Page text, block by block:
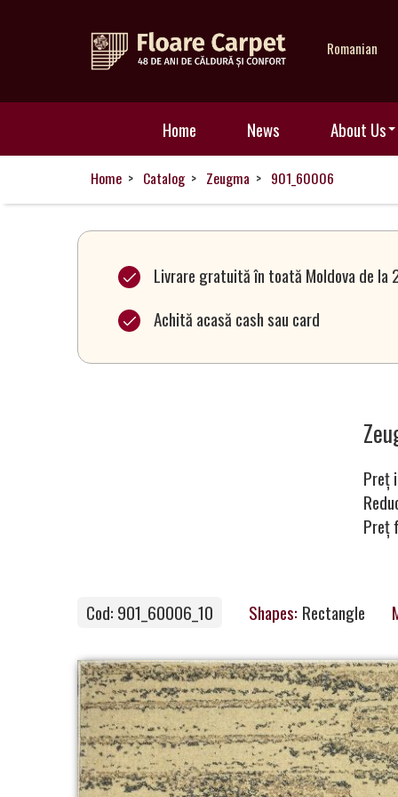
Romanian
Home News About Us
Home
Become
Partner
Home Catalog Zeugma 901_60006
Livrare gratuită în toată Moldova de la
Achită acasă cash sau card
Preț
Preț
Cod: 901_60006_10 Shapes: Rectangle